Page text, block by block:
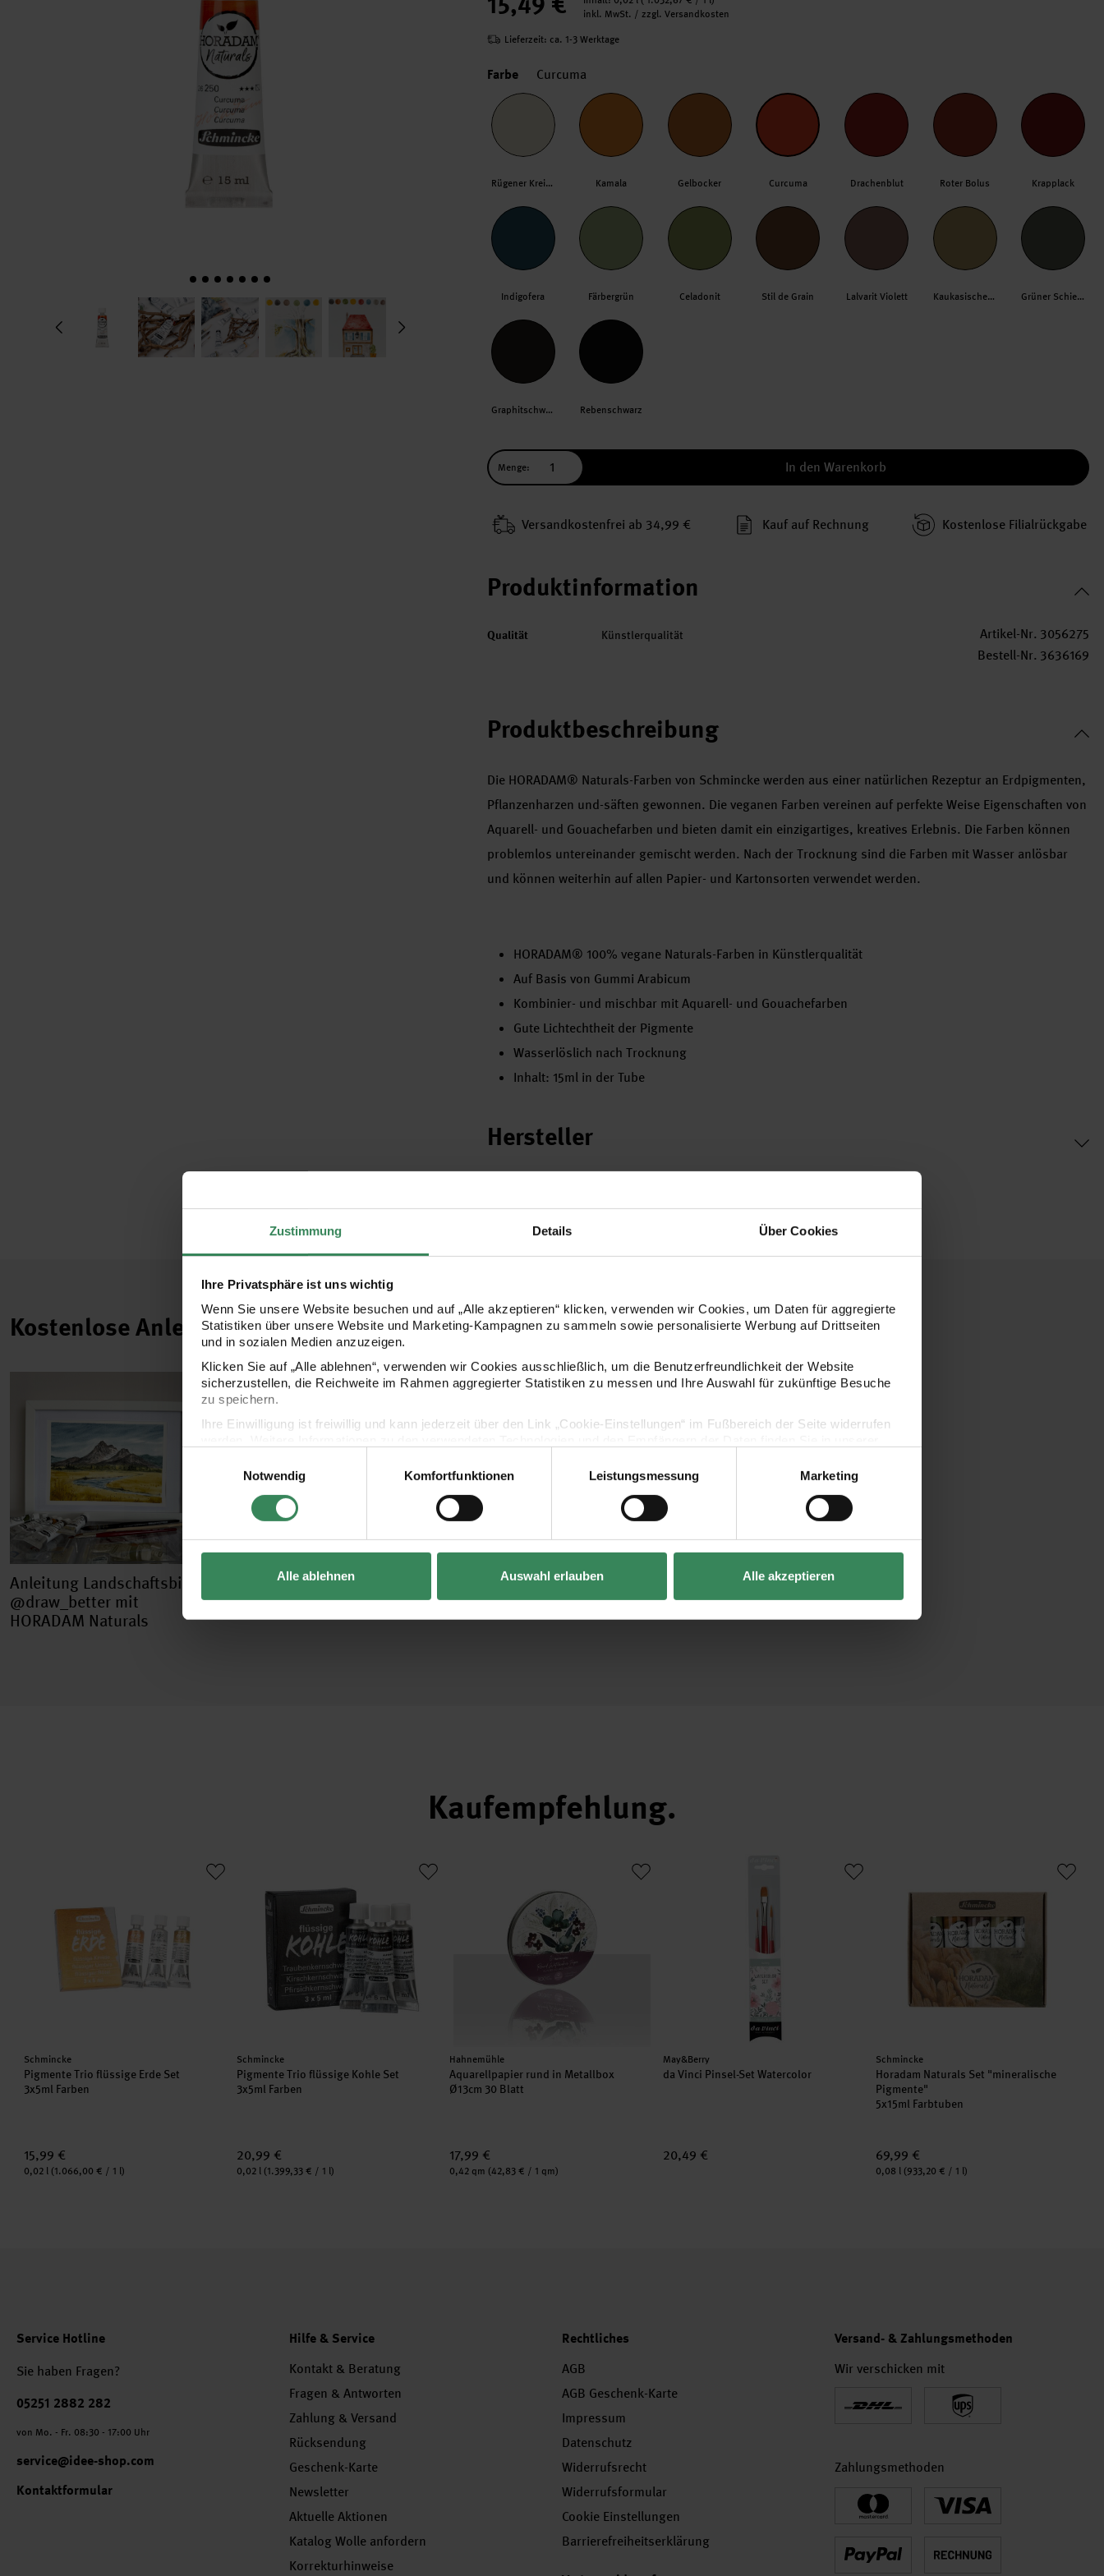
Zustimmung Details Über Cookies
Ihre Privatsphäre ist uns wichtig
Wenn Sie unsere Website besuchen und auf „Alle akzeptieren“ klicken, verwenden wir Cookies, um Daten für aggregierte
Statistiken über unsere Website und Marketing-Kampagnen zu sammeln sowie personalisierte Werbung auf Drittseiten
und in sozialen Medien anzuzeigen.
Klicken Sie auf „Alle ablehnen“, verwenden wir Cookies ausschließlich, um die Benutzerfreundlichkeit der Website
sicherzustellen, die Reichweite im Rahmen aggregierter Statistiken zu messen und Ihre Auswahl für zukünftige Besuche
zu speichern.
Ihre Einwilligung ist freiwillig und kann jederzeit über den Link „Cookie-Einstellungen“ im Fußbereich der Seite widerrufen
Impressum
Datenschutz Vertrag widerrufen
Notwendig
Komfortfunktionen Leistungsmessung Marketing
Alle ablehnen Auswahl erlauben Alle akzeptieren
inkl. MwSt. / zzgl. Versandkosten
Lieferzeit: ca. 1-3 Werktage
Farbe Curcuma
Rügener Kreide Kamala Gelbocker Curcuma Drachenblut Roter Bolus Krapplack
Indigofera Färbergrün Celadonit Stil de Grain Lalvarit Violett Kaukasische Erde Grüner Schiefer
Graphitschwarz Rebenschwarz
Menge: In den Warenkorb
Versand­kosten­frei ab 34,99 € Kauf auf Rechnung Kosten­lose Filial­rückgabe
Produktinformation
Qualität Künstlerqualität Artikel-Nr. 3056275
Bestell-Nr. 3636169
Produktbeschreibung
Die HORADAM® Naturals-Farben von Schmincke werden aus einer natürlichen Rezeptur an Erdpigmenten,
Pflanzenharzen und-säften gewonnen. Die veganen Farben vereinen auf perfekte Weise Eigenschaften von
Aquarell- und Gouachefarben und bieten damit ein einzigartiges, kreatives Erlebnis. Die Farben können
problemlos untereinander gemischt werden. Nach der Trocknung sind die Farben mit Wasser anlösbar
und können weiterhin auf allen Papier- und Kartonsorten verwendet werden.
HORADAM® 100% vegane Naturals-Farben in Künstlerqualität
Auf Basis von Gummi Arabicum
Kombinier- und mischbar mit Aquarell- und Gouachefarben
Gute Lichtechtheit der Pigmente
Wasserlöslich nach Trocknung
Inhalt: 15ml in der Tube
Hersteller
Kostenlose Anleitungen.
Anleitung Landschaftsbild
@draw_better mit
HORADAM Naturals
Kaufempfehlung
Hersteller:
Schmincke
Pigmente Trio flüssige Erde Set
3x5ml Farben
15,99 €
Inhalt:
0,02 l (1.066,00 € / 1 l)
Hersteller:
Schmincke
Pigmente Trio flüssige Kohle Set
3x5ml Farben
20,99 €
Inhalt:
0,02 l (1.399,33 € / 1 l)
Hersteller:
Hahnemühle
Aquarellpapier rund in Metallbox
Ø13cm 30 Blatt
17,99 €
Inhalt:
0,42 qm (42,83 € / 1 qm)
da Vinci Pinsel-Set Watercolor
Hersteller:
May&Berry
da Vinci Pinsel-Set Watercolor
20,49 €
Hersteller:
Schmincke
Horadam Naturals Set "mineralische
Pigmente"
5x15ml Farbtuben
69,99 €
Inhalt:
0,08 l (933,20 € / 1 l)
Service Hotline
Sie haben Fragen?
Telefonnummer
05251 2882 282
von Mo. - Fr. 08:30 - 17:00 Uhr
service@idee-shop.com
Kontaktformular
Hilfe & Service
Kontakt & Beratung
Fragen & Antworten
Zahlung & Versand
Rücksendung
Geschenk-Karte
Newsletter
Aktuelle Aktionen
Katalog Wolle anfordern
Korrekturhinweise
Rechtliches
AGB
AGB Geschenk-Karte
Impressum
Datenschutz
Widerrufsrecht
Widerrufsformular
Cookie Einstellungen
Barrierefreiheitserklärung
Versand- & Zahlungsmethoden
Wir verschicken mit
Zahlungsmethoden